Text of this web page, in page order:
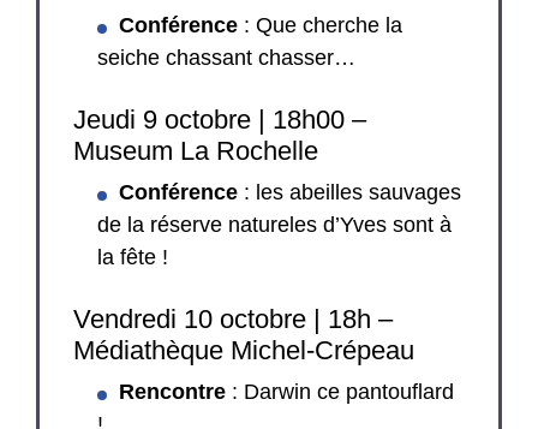
Conférence : Que cherche la
seiche chassant chasser…
Jeudi 9 octobre | 18h00 –
Museum La Rochelle
Conférence : les abeilles sauvages
de la réserve natureles d’Yves sont à
la fête !
Vendredi 10 octobre | 18h –
Médiathèque Michel-Crépeau
Rencontre : Darwin ce pantouflard
!